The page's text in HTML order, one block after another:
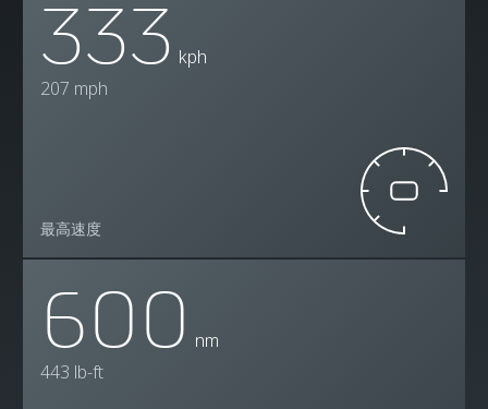
333 kph
207 mph
最高速度
600 nm
443 lb-ft